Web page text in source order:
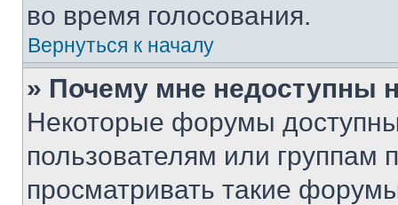
во время голосования.
Вернуться к началу
» Почему мне недоступны
Некоторые форумы
пользователям или группам
просматривать такие